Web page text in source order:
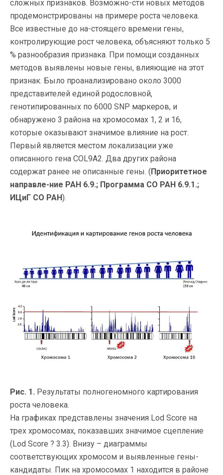
сложных признаков. Возможно-сти новых методов
продемонстрированы на примере роста человека.
Все известные до на-стоящего времени гены,
контролирующие рост человека, объясняют только 5
% разнообразия признака. При помощи созданных
методов выявлены новые гены, влияющие на этот
признак. Было проанализировано около 3000
представителей единой родословной,
генотипированных по 6000 SNP маркеров, и
обнаружено 3 района на хромосомах 1, 2 и 16,
которые оказывают значимое влияние на рост.
Первый является местом локализации уже
описанного гена COL9A2. Два других района
содержат ранее не описанные гены. (Приоритетное
направле-ние РАН 6.9.; Программа СО РАН 6.9.1.;
ИЦиГ СО РАН).
Рис. 1. Результаты полногеномного картирования
роста человека.
На графиках представлены значения Lod Score на
трех хромосомах, показавших значимое сцепление
(Lod Score ? 3.3). Внизу – диаграммы
соответствующих хромосом и выявленные гены-
кандидаты. Пик на хромосомах 1 находится в районе